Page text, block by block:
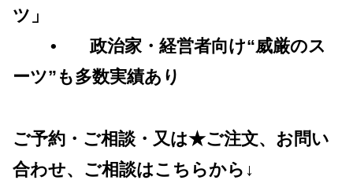
ツ」
• 政治家・経営者向け“威厳のス
ーツ”も多数実績あり
ご予約・ご相談・又は★ご注文、お問い
合わせ、ご相談はこちらから↓